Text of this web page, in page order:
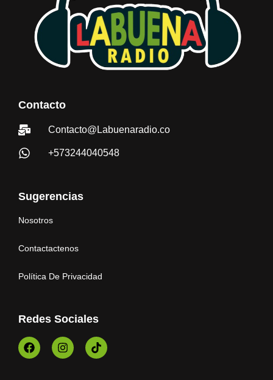
Contacto
Contacto@Labuenaradio.co
+573244040548
Sugerencias
Nosotros
Contactactenos
Política De Privacidad
Redes Sociales